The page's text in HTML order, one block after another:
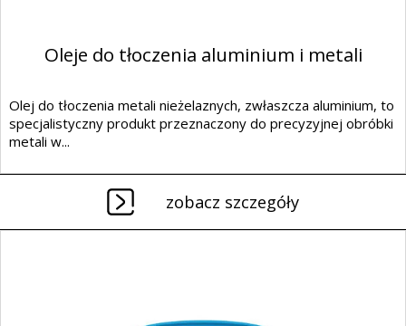
Oleje do tłoczenia aluminium i metali
Olej do tłoczenia metali nieżelaznych, zwłaszcza aluminium, to
specjalistyczny produkt przeznaczony do precyzyjnej obróbki
metali w...
zobacz szczegóły